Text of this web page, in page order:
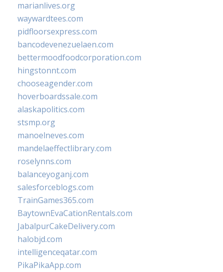
marianlives.org
waywardtees.com
pidfloorsexpress.com
bancodevenezuelaen.com
bettermoodfoodcorporation.com
hingstonnt.com
chooseagender.com
hoverboardssale.com
alaskapolitics.com
stsmp.org
manoelneves.com
mandelaeffectlibrary.com
roselynns.com
balanceyoganj.com
salesforceblogs.com
TrainGames365.com
BaytownEvaCationRentals.com
JabalpurCakeDelivery.com
halobjd.com
intelligenceqatar.com
PikaPikaApp.com